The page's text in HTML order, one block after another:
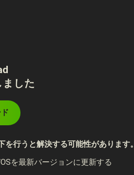
した
行うと解決する可能性があります。
を最新バージョンに更新する